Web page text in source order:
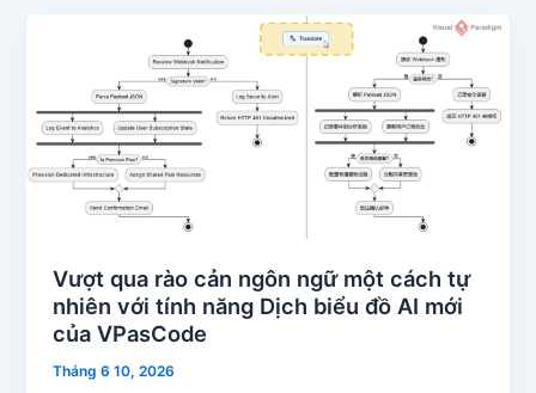
Vượt qua rào cản ngôn ngữ một cách tự
nhiên với tính năng Dịch biểu đồ AI mới
của VPasCode
Tháng 6 10, 2026